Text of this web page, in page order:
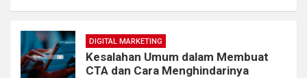
DIGITAL MARKETING
Kesalahan Umum dalam Membuat
CTA dan Cara Menghindarinya